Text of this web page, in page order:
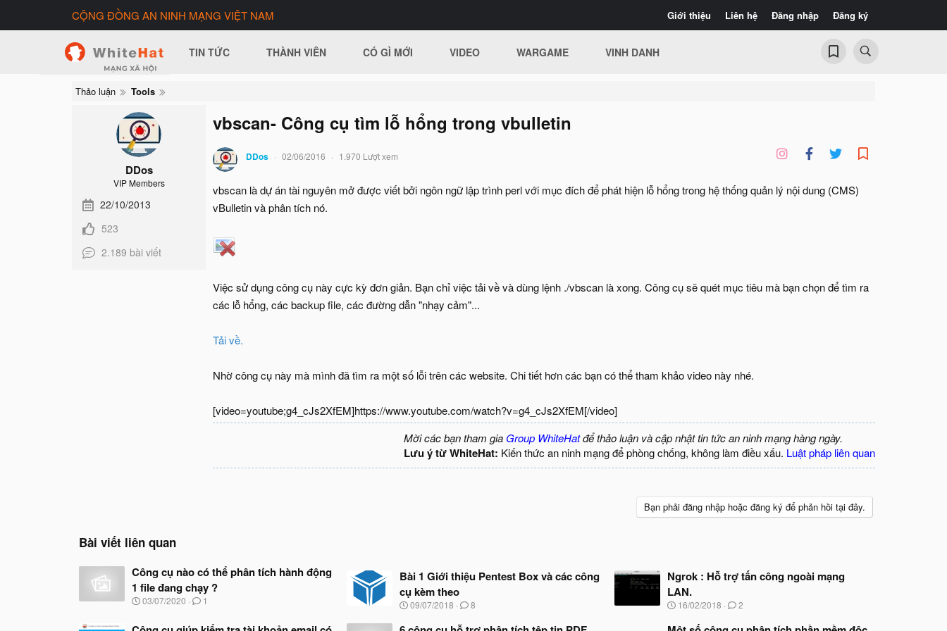
Giới thiệu Liên hệ Đăng nhập Đăng ký
CỘNG ĐỒNG AN NINH MẠNG VIỆT NAM
TIN TỨC THÀNH VIÊN CÓ GÌ MỚI VIDEO WARGAME VINH DANH
Thảo luận Tools
DDos
VIP Members
22/10/2013
523
2.189 bài viết
vbscan- Công cụ tìm lỗ hổng trong vbulletin
DDos 02/06/2016 1.970 Lượt xem
vbscan là dự án tài nguyên mở được viết bởi ngôn ngữ lập trình perl với mục đích để phát hiện lỗ hổng trong hệ thống quản lý nội dung (CMS)
vBulletin và phân tích nó.
Việc sử dụng công cụ này cực kỳ đơn giản. Bạn chỉ việc tải về và dùng lệnh ./vbscan là xong. Công cụ sẽ quét mục tiêu mà bạn chọn để tìm ra
các lỗ hổng, các backup file, các đường dẫn "nhạy cảm"...
Tải về.
Nhờ công cụ này mà mình đã tìm ra một số lỗi trên các website. Chi tiết hơn các bạn có thể tham khảo video này nhé.
[video=youtube;g4_cJs2XfEM]https://www.youtube.com/watch?v=g4_cJs2XfEM[/video]
Mời các bạn tham gia Group WhiteHatđể thảo luận và cập nhật tin tức an ninh mạng hàng ngày.
Lưu ý từ WhiteHat: Kiến thức an ninh mạng để phòng chống, không làm điều xấu. Luật pháp liên quan
Bạn phải đăng nhập hoặc đăng ký để phản hồi tại đây.
Bài viết liên quan
Công cụ nào có thể phân tích hành động
1 file đang chạy ?
N
03/07/2020 1
Bài 1 Giới thiệu Pentest Box và các công
cụ kèm theo
N
à
09/07/2018 8
Ngrok : Hỗ trợ tấn công ngoài mạng
LAN.
N
à
16/02/2018 2